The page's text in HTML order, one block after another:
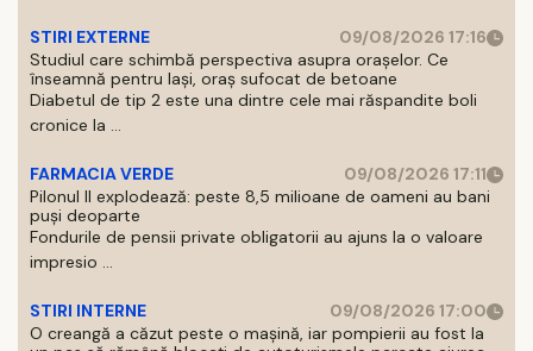
STIRI EXTERNE
09/08/2026 17:16
Studiul care schimbă perspectiva asupra orașelor. Ce
înseamnă pentru Iași, oraș sufocat de betoane
Diabetul de tip 2 este una dintre cele mai răspandite boli
cronice la ...
FARMACIA VERDE
09/08/2026 17:11
Pilonul II explodează: peste 8,5 milioane de oameni au bani
puși deoparte
Fondurile de pensii private obligatorii au ajuns la o valoare
impresio ...
STIRI INTERNE
09/08/2026 17:00
O creangă a căzut peste o mașină, iar pompierii au fost la